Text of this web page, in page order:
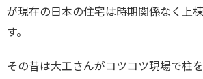
が現在の日本の住宅は時期関係なく上
す。
その昔は大工さんがコツコツ現場で柱